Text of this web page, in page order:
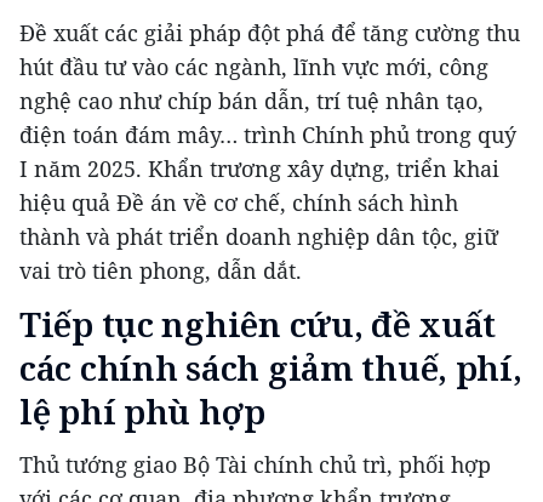
Đề xuất các giải pháp đột phá để tăng cường thu
hút đầu tư vào các ngành, lĩnh vực mới, công
nghệ cao như chíp bán dẫn, trí tuệ nhân tạo,
điện toán đám mây… trình Chính phủ trong quý
I năm 2025. Khẩn trương xây dựng, triển khai
hiệu quả Đề án về cơ chế, chính sách hình
thành và phát triển doanh nghiệp dân tộc, giữ
vai trò tiên phong, dẫn dắt.
Tiếp tục nghiên cứu, đề xuất
các chính sách giảm thuế, phí,
lệ phí phù hợp
Thủ tướng giao Bộ Tài chính chủ trì, phối hợp